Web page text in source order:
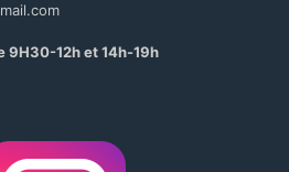
9H30-12h et 14h-19h